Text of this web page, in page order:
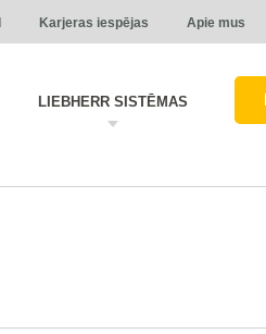
Karjeras iespējas Apie mus
LIEBHERR SISTĒMAS